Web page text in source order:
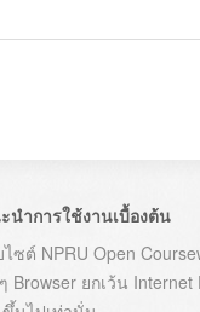
นำการใช้งานเบื้องต้น
ไซต์ NPRU Open
Browser ยกเว้น